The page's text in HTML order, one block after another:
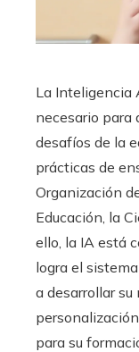
La Inteligencia
necesario para
desafíos de la
prácticas de
Organización
Educación, la
ello, la IA está
logra el
a desarrollar
para su